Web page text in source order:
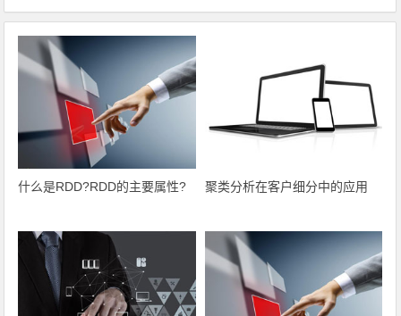
什么是RDD?RDD的主要属性? 聚类分析在客户细分中的应用